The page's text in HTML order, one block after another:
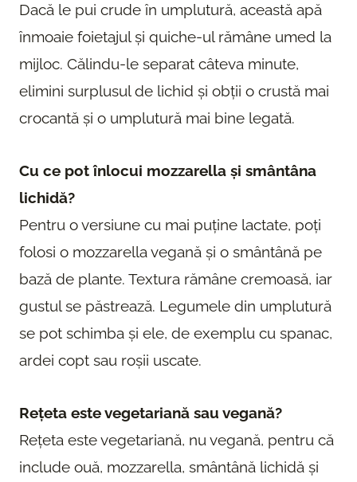
Dacă le pui crude în umplutură, această apă
înmoaie foietajul și quiche-ul rămâne umed la
mijloc. Călindu-le separat câteva minute,
elimini surplusul de lichid și obții o crustă mai
crocantă și o umplutură mai bine legată.
Cu ce pot înlocui mozzarella și smântâna
lichidă?
Pentru o versiune cu mai puține lactate, poți
folosi o mozzarella vegană și o smântână pe
bază de plante. Textura rămâne cremoasă, iar
gustul se păstrează. Legumele din umplutură
se pot schimba și ele, de exemplu cu spanac,
ardei copt sau roșii uscate.
Rețeta este vegetariană sau vegană?
Rețeta este vegetariană, nu vegană, pentru că
include ouă, mozzarella, smântână lichidă și